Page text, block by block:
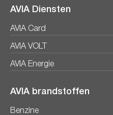
AVIA Diensten
AVIA Card
AVIA VOLT
AVIA Energie
AVIA brandstoffen
Benzine